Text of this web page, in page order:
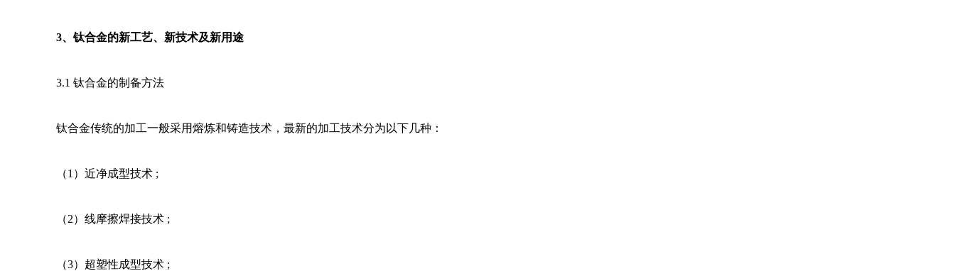
3、钛合金的新工艺、新技术及新用途
3.1 钛合金的制备方法
钛合金传统的加工一般采用熔炼和铸造技术，最新的加工技术分为以下几种：
（1）近净成型技术 ;
（2）线摩擦焊接技术 ;
（3）超塑性成型技术 ;